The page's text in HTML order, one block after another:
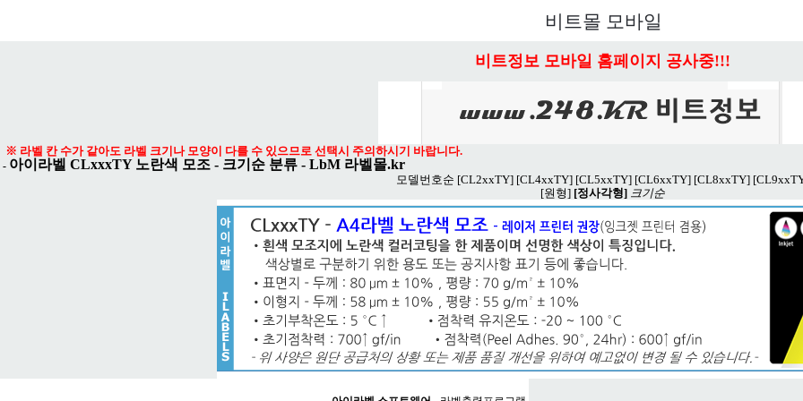
비트몰 모바일
비트정보 모바일 홈페이지 공사중!!!
※ 라벨 칸 수가 같아도 라벨 크기나 모양이 다를 수 있으므로 선택시 주의하시기 바랍니다.
- 아이라벨 CLxxxTY 노란색 모조 - 크기순 분류 - LbM 라벨몰.kr
모델번호순 [CL2xxTY] [CL4xxTY] [CL5xxTY] [CL6xxTY] [CL8xxTY]
[원형] [정사각형] 크기순